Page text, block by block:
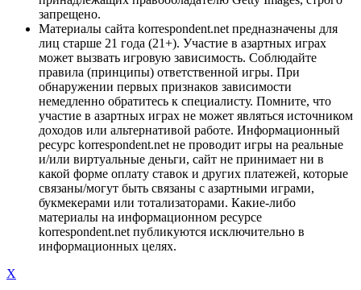
запрещено.
Материалы сайта korrespondent.net предназначены для
лиц старше 21 года (21+). Участие в азартных играх
может вызвать игровую зависимость. Соблюдайте
правила (принципы) ответственной игры. При
обнаружении первых признаков зависимости
немедленно обратитесь к специалисту. Помните, что
участие в азартных играх не может являться источником
доходов или альтернативой работе. Информационный
ресурс korrespondent.net не проводит игры на реальные
и/или виртуальные деньги, сайт не принимает ни в
какой форме оплату ставок и других платежей, которые
связаны/могут быть связаны с азартными играми,
букмекерами или тотализаторами. Какие-либо
материалы на информационном ресурсе
korrespondent.net публикуются исключительно в
информационных целях.
X